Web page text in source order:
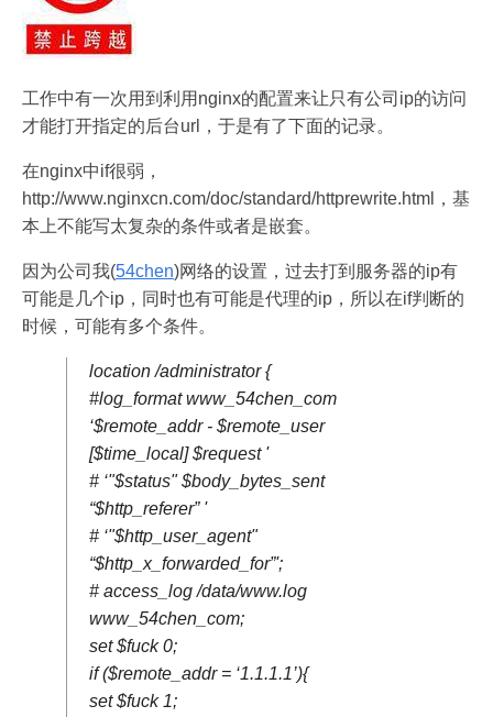
工作中有一次用到利用nginx的配置来让只有公司ip的访问
才能打开指定的后台url，于是有了下面的记录。
在nginx中if很弱，
http://www.nginxcn.com/doc/standard/httprewrite.html，基
本上不能写太复杂的条件或者是嵌套。
因为公司我(54chen)网络的设置，过去打到服务器的ip有
可能是几个ip，同时也有可能是代理的ip，所以在if判断的
时候，可能有多个条件。
location /administrator {
#log_format www_54chen_com
‘$remote_addr - $remote_user
[$time_local] $request '
# ‘"$status" $body_bytes_sent
“$http_referer” '
# ‘"$http_user_agent"
“$http_x_forwarded_for”';
# access_log /data/www.log
www_54chen_com;
set $fuck 0;
if ($remote_addr = ‘1.1.1.1’){
set $fuck 1;